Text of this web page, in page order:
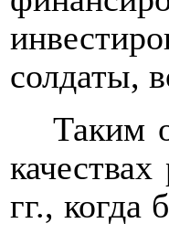
солдаты,
Таким
гг.,